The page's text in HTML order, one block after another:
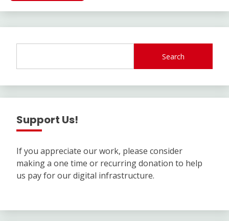
Search
Support Us!
If you appreciate our work, please consider
making a one time or recurring donation to help
us pay for our digital infrastructure.